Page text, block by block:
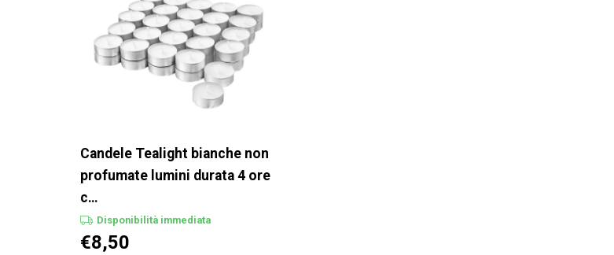
Candele Tealight bianche non
profumate lumini durata 4 ore
c…
Disponibilità immediata
€8,50